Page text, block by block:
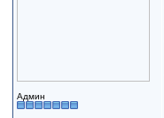
Админ